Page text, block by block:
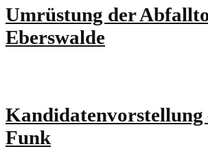
Umrüstung der
Eberswalde
Kandidatenvorstellung
Funk